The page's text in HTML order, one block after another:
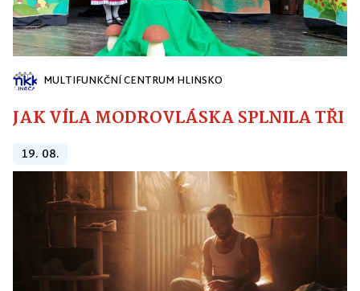
MULTIFUNKČNÍ CENTRUM HLINSKO
JAK VÍLA MODROVLÁSKA SPLNILA
19. 08.